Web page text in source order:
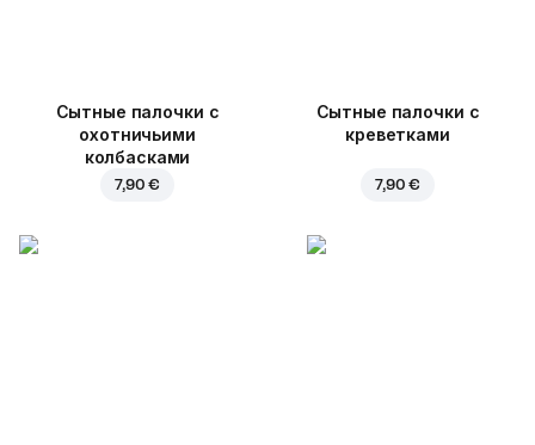
Cытные палочки с
охотничьими
колбасками
7,90 €
Сытные палочки с
креветками
7,90 €